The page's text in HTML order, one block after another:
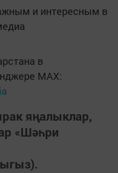
и интересным в
в
MАХ:
яңалыклар,
«Шәһри